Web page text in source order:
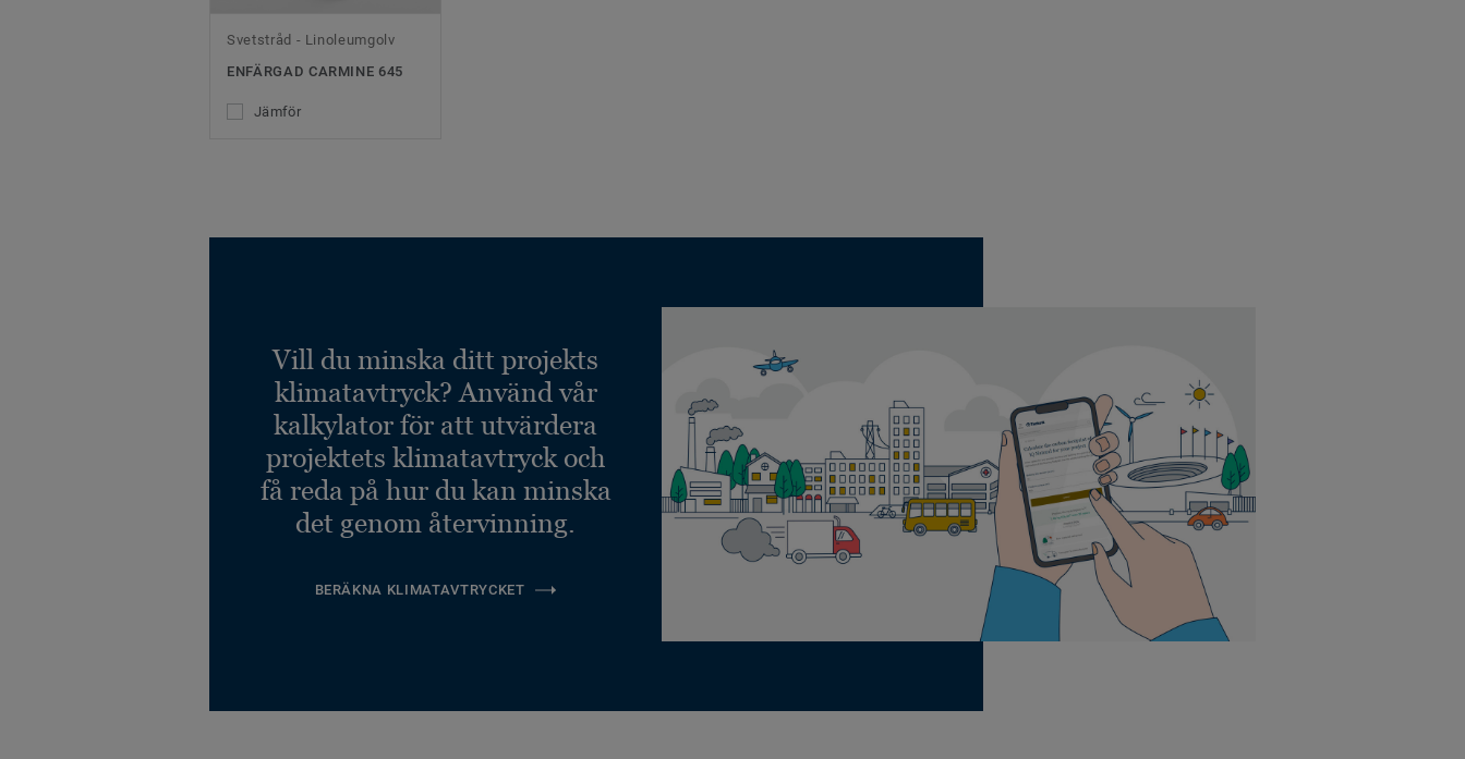
Svetstråd - Linoleumgolv
ENFÄRGAD CARMINE 645
Jämför
Vill du minska ditt projekts
klimatavtryck? Använd vår
kalkylator för att utvärdera
projektets klimatavtryck och
få reda på hur du kan minska
det genom återvinning.
BERÄKNA KLIMATAVTRYCKET